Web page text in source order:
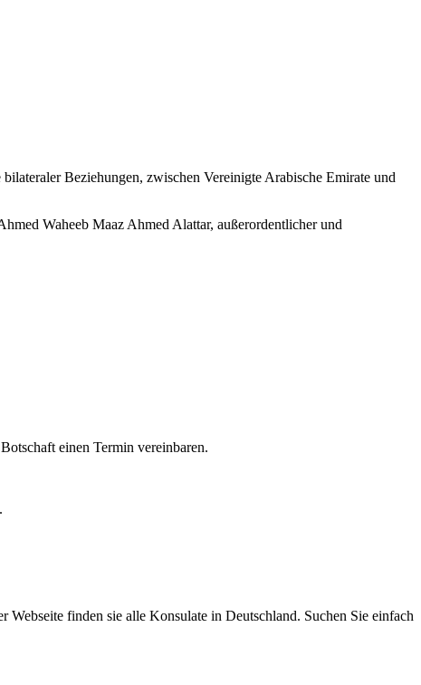
Beziehungen, zwischen Vereinigte Arabische Emirate und
Waheeb Maaz Ahmed Alattar, außerordentlicher und
einen Termin vereinbaren.
finden sie alle Konsulate in Deutschland. Suchen Sie einfach